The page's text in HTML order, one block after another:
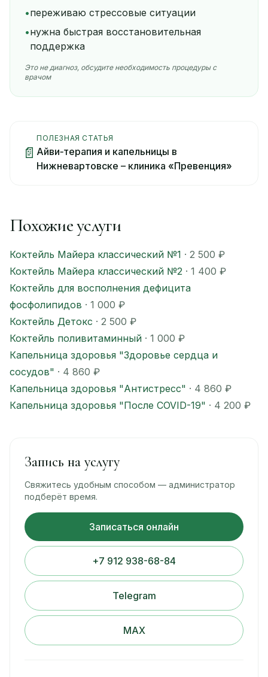
•переживаю стрессовые ситуации
•нужна быстрая восстановительная
поддержка
Это не диагноз, обсудите необходимость процедуры с
врачом
📄
ПОЛЕЗНАЯ СТАТЬЯ
Айви‑терапия и капельницы в
Нижневартовске – клиника «Превенция»
Похожие услуги
Коктейль Майера классический №1 · 2 500 ₽
Коктейль Майера классический №2 · 1 400 ₽
Коктейль для восполнения дефицита
фосфолипидов · 1 000 ₽
Коктейль Детокс · 2 500 ₽
Коктейль поливитаминный · 1 000 ₽
Капельница здоровья "Здоровье сердца и
сосудов" · 4 860 ₽
Капельница здоровья "Антистресс" · 4 860 ₽
Капельница здоровья "После COVID-19" · 4 200 ₽
Запись на услугу
Свяжитесь удобным способом — администратор
подберёт время.
Записаться онлайн
+7 912 938-68-84
Telegram
MAX